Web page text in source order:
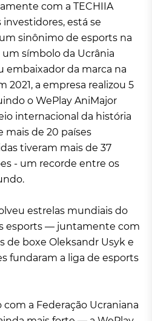
com a TECHIIA
está se
sinônimo de esports na
símbolo da Ucrânia
embaixador da marca na
2021, a empresa realizou 5
o WePlay AniMajor
internacional da história
mais de 20 países
tiveram mais de 37
- um recorde entre os
estrelas mundiais do
esports — juntamente com
de boxe Oleksandr Usyk e
fundaram a liga de esports
com a Federação Ucraniana